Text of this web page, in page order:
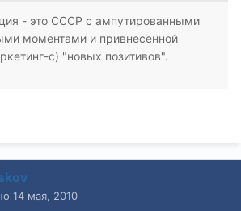
- это СССР с ампутированными
моментами и привнесенной
с) "новых позитивов".
14 мая, 2010